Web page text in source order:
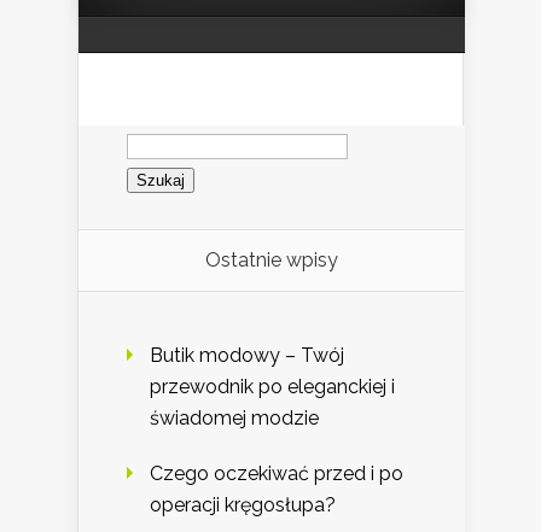
Szukaj:
Ostatnie wpisy
Butik modowy – Twój
przewodnik po eleganckiej i
świadomej modzie
Czego oczekiwać przed i po
operacji kręgosłupa?